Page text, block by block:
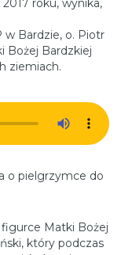
roku, wynika,
w Bardzie, o. Piotr
Bożej Bardzkiej
ziemiach.
o pielgrzymce do
Matki Bożej
który podczas